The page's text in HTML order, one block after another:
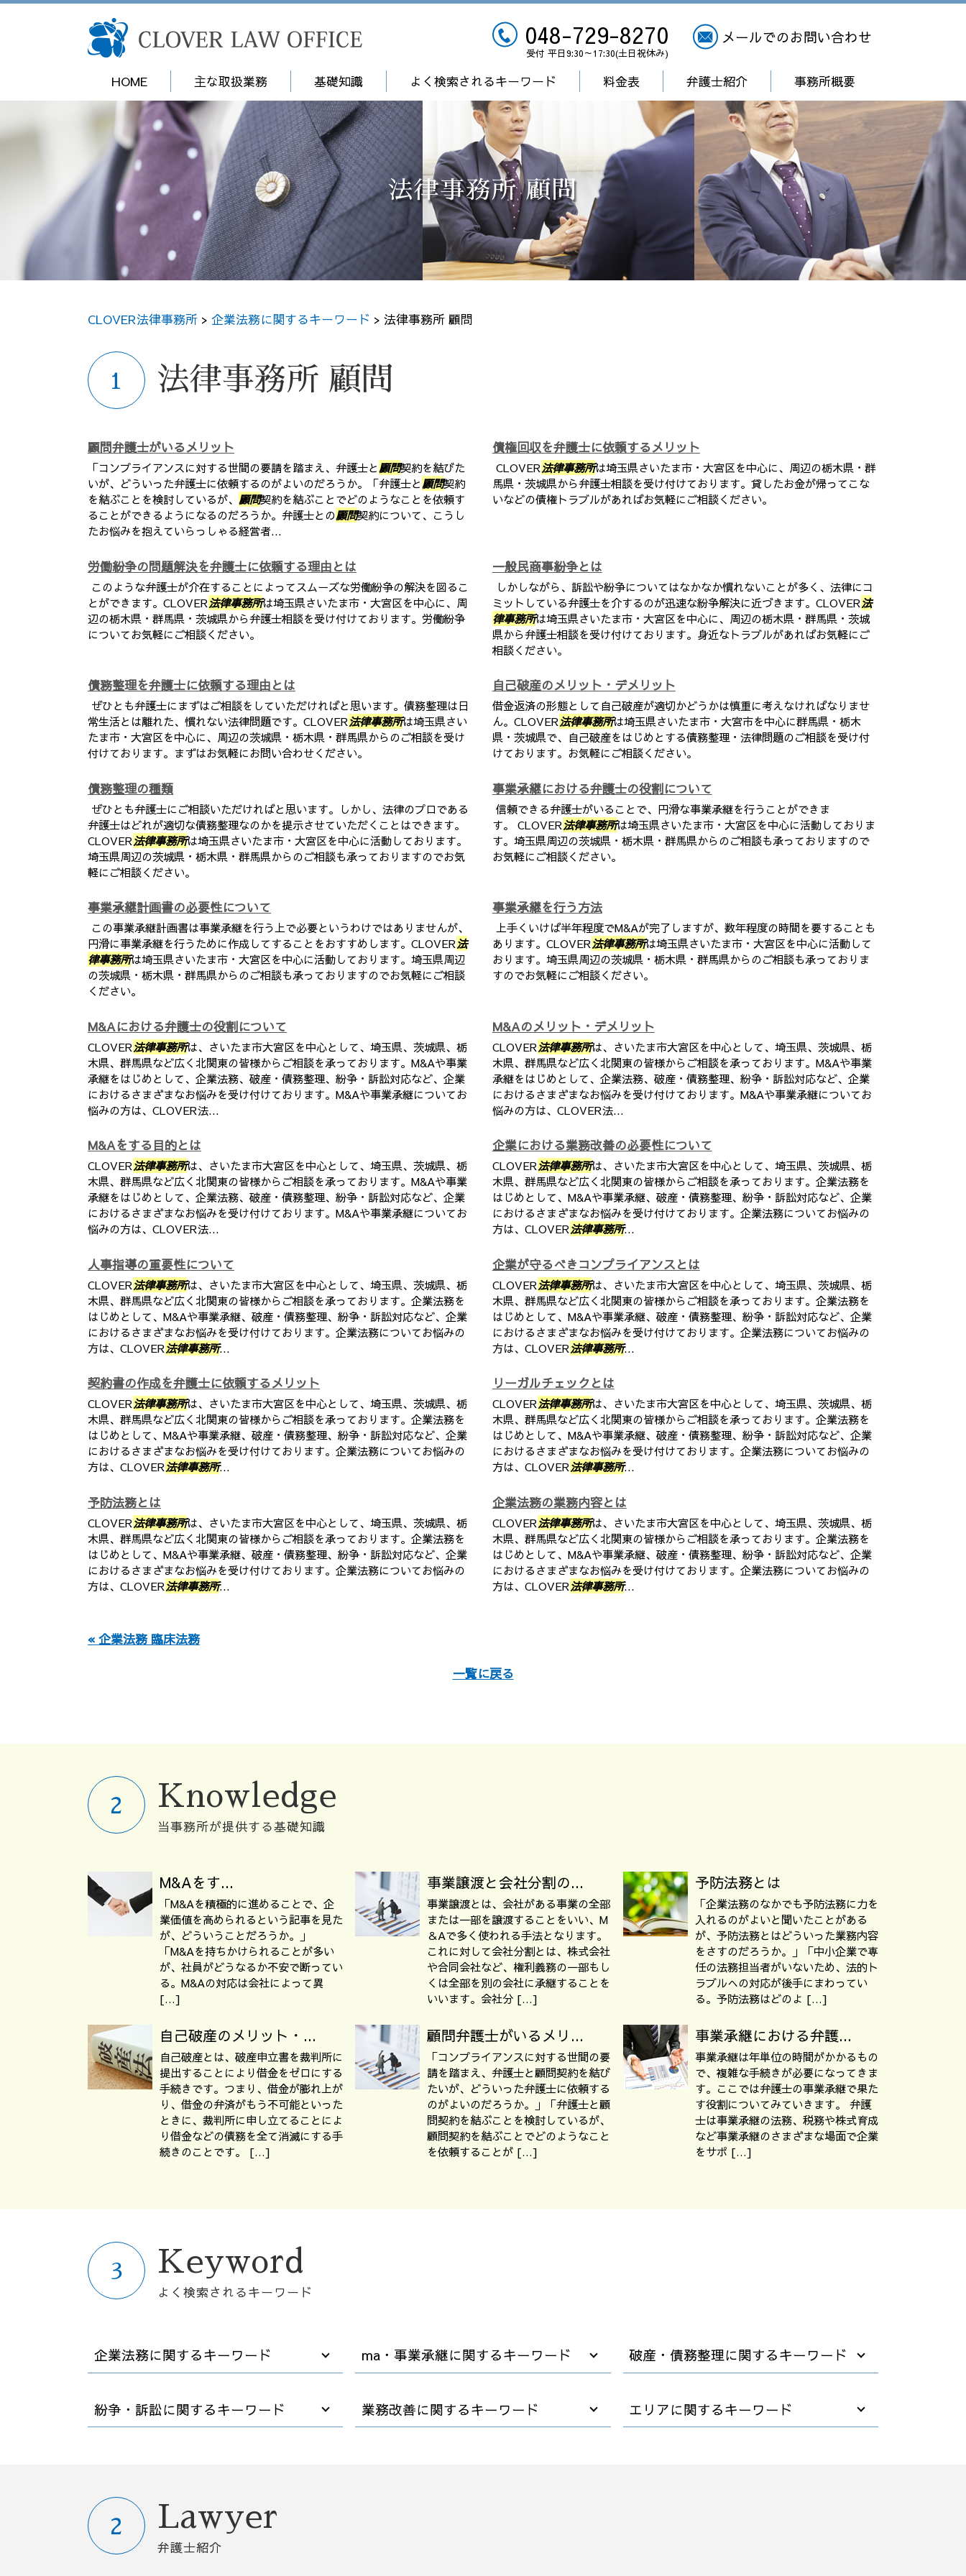
法律事務所 顧問
048-729-8270
受付 平日9:30～17:30(土日祝休み)
メールでのお問い合わせ
HOME 主な取扱業務 基礎知識 よく検索されるキーワード 料金表 弁護士紹介 事務所概要
CLOVER法律事務所 > 企業法務に関するキーワード > 法律事務所 顧問
法律事務所 顧問
顧問弁護士がいるメリット
「コンプライアンスに対する世間の要請を踏まえ、弁護士と顧問契約を結びた
いが、どういった弁護士に依頼するのがよいのだろうか。「弁護士と顧問契約
を結ぶことを検討しているが、 顧問契約を結ぶことでどのようなことを依頼す
ることができるようになるのだろうか。弁護士との顧問契約について、こうし
たお悩みを抱えていらっしゃる経営者...
債権回収を弁護士に依頼するメリット
CLOVER法律事務所は埼玉県さいたま市・大宮区を中心に、周辺の栃木県・群
馬県・茨城県から弁護士相談を受け付けております。貸したお金が帰ってこな
いなどの債権トラブルがあればお気軽にご相談ください。
労働紛争の問題解決を弁護士に依頼する理由とは
このような弁護士が介在することによってスムーズな労働紛争の解決を図るこ
とができます。CLOVER法律事務所は埼玉県さいたま市・大宮区を中心に、周
辺の栃木県・群馬県・茨城県から弁護士相談を受け付けております。労働紛争
についてお気軽にご相談ください。
一般民商事紛争とは
しかしながら、訴訟や紛争についてはなかなか慣れないことが多く、法律にコ
ミットしている弁護士を介するのが迅速な紛争解決に近づきます。CLOVER法
律事務所は埼玉県さいたま市・大宮区を中心に、周辺の栃木県・群馬県・茨城
県から弁護士相談を受け付けております。身近なトラブルがあればお気軽にご
相談ください。
債務整理を弁護士に依頼する理由とは
ぜひとも弁護士にまずはご相談をしていただければと思います。債務整理は日
常生活とは離れた、慣れない法律問題です。CLOVER法律事務所は埼玉県さい
たま市・大宮区を中心に、周辺の茨城県・栃木県・群馬県からのご相談を受け
付けております。まずはお気軽にお問い合わせください。
自己破産のメリット・デメリット
借金返済の形態として自己破産が適切かどうかは慎重に考えなければなりませ
ん。CLOVER法律事務所は埼玉県さいたま市・大宮市を中心に群馬県・栃木
県・茨城県で、自己破産をはじめとする債務整理・法律問題のご相談を受け付
けております。お気軽にご相談ください。
債務整理の種類
ぜひとも弁護士にご相談いただければと思います。しかし、法律のプロである
弁護士はどれが適切な債務整理なのかを提示させていただくことはできます。
CLOVER法律事務所は埼玉県さいたま市・大宮区を中心に活動しております。
埼玉県周辺の茨城県・栃木県・群馬県からのご相談も承っておりますのでお気
軽にご相談ください。
事業承継における弁護士の役割について
信頼できる弁護士がいることで、円滑な事業承継を行うことができま
す。 CLOVER法律事務所は埼玉県さいたま市・大宮区を中心に活動しておりま
す。埼玉県周辺の茨城県・栃木県・群馬県からのご相談も承っておりますので
お気軽にご相談ください。
事業承継計画書の必要性について
この事業承継計画書は事業承継を行う上で必要というわけではありませんが、
円滑に事業承継を行うために作成してすることをおすすめします。CLOVER法
律事務所は埼玉県さいたま市・大宮区を中心に活動しております。埼玉県周辺
の茨城県・栃木県・群馬県からのご相談も承っておりますのでお気軽にご相談
ください。
事業承継を行う方法
上手くいけば半年程度でM&Aが完了しますが、数年程度の時間を要することも
あります。CLOVER法律事務所は埼玉県さいたま市・大宮区を中心に活動して
おります。埼玉県周辺の茨城県・栃木県・群馬県からのご相談も承っておりま
すのでお気軽にご相談ください。
M&Aにおける弁護士の役割について
CLOVER法律事務所は、さいたま市大宮区を中心として、埼玉県、茨城県、栃
木県、群馬県など広く北関東の皆様からご相談を承っております。M&Aや事業
承継をはじめとして、企業法務、破産・債務整理、紛争・訴訟対応など、企業
におけるさまざまなお悩みを受け付けております。M&Aや事業承継についてお
悩みの方は、CLOVER法...
M&Aのメリット・デメリット
CLOVER法律事務所は、さいたま市大宮区を中心として、埼玉県、茨城県、栃
木県、群馬県など広く北関東の皆様からご相談を承っております。M&Aや事業
承継をはじめとして、企業法務、破産・債務整理、紛争・訴訟対応など、企業
におけるさまざまなお悩みを受け付けております。M&Aや事業承継についてお
悩みの方は、CLOVER法...
M&Aをする目的とは
CLOVER法律事務所は、さいたま市大宮区を中心として、埼玉県、茨城県、栃
木県、群馬県など広く北関東の皆様からご相談を承っております。M&Aや事業
承継をはじめとして、企業法務、破産・債務整理、紛争・訴訟対応など、企業
におけるさまざまなお悩みを受け付けております。M&Aや事業承継についてお
悩みの方は、CLOVER法...
企業における業務改善の必要性について
CLOVER法律事務所は、さいたま市大宮区を中心として、埼玉県、茨城県、栃
木県、群馬県など広く北関東の皆様からご相談を承っております。企業法務を
はじめとして、M&Aや事業承継、破産・債務整理、紛争・訴訟対応など、企業
におけるさまざまなお悩みを受け付けております。企業法務についてお悩みの
方は、CLOVER法律事務所...
人事指導の重要性について
CLOVER法律事務所は、さいたま市大宮区を中心として、埼玉県、茨城県、栃
木県、群馬県など広く北関東の皆様からご相談を承っております。企業法務を
はじめとして、M&Aや事業承継、破産・債務整理、紛争・訴訟対応など、企業
におけるさまざまなお悩みを受け付けております。企業法務についてお悩みの
方は、CLOVER法律事務所...
企業が守るべきコンプライアンスとは
CLOVER法律事務所は、さいたま市大宮区を中心として、埼玉県、茨城県、栃
木県、群馬県など広く北関東の皆様からご相談を承っております。企業法務を
はじめとして、M&Aや事業承継、破産・債務整理、紛争・訴訟対応など、企業
におけるさまざまなお悩みを受け付けております。企業法務についてお悩みの
方は、CLOVER法律事務所...
契約書の作成を弁護士に依頼するメリット
CLOVER法律事務所は、さいたま市大宮区を中心として、埼玉県、茨城県、栃
木県、群馬県など広く北関東の皆様からご相談を承っております。企業法務を
はじめとして、M&Aや事業承継、破産・債務整理、紛争・訴訟対応など、企業
におけるさまざまなお悩みを受け付けております。企業法務についてお悩みの
方は、CLOVER法律事務所...
リーガルチェックとは
CLOVER法律事務所は、さいたま市大宮区を中心として、埼玉県、茨城県、栃
木県、群馬県など広く北関東の皆様からご相談を承っております。企業法務を
はじめとして、M&Aや事業承継、破産・債務整理、紛争・訴訟対応など、企業
におけるさまざまなお悩みを受け付けております。企業法務についてお悩みの
方は、CLOVER法律事務所...
予防法務とは
CLOVER法律事務所は、さいたま市大宮区を中心として、埼玉県、茨城県、栃
木県、群馬県など広く北関東の皆様からご相談を承っております。企業法務を
はじめとして、M&Aや事業承継、破産・債務整理、紛争・訴訟対応など、企業
におけるさまざまなお悩みを受け付けております。企業法務についてお悩みの
方は、CLOVER法律事務所...
企業法務の業務内容とは
CLOVER法律事務所は、さいたま市大宮区を中心として、埼玉県、茨城県、栃
木県、群馬県など広く北関東の皆様からご相談を承っております。企業法務を
はじめとして、M&Aや事業承継、破産・債務整理、紛争・訴訟対応など、企業
におけるさまざまなお悩みを受け付けております。企業法務についてお悩みの
方は、CLOVER法律事務所...
« 企業法務 臨床法務
一覧に戻る
Knowledge
当事務所が提供する基礎知識
M&Aをす...
「M&Aを積極的に進めることで、企
業価値を高められるという記事を見た
が、どういうことだろうか。」
「M&Aを持ちかけられることが多い
が、社員がどうなるか不安で断ってい
る。M&Aの対応は会社によって異
[…]
事業譲渡と会社分割の...
事業譲渡とは、会社がある事業の全部
または一部を譲渡することをいい、M
＆Aで多く使われる手法となります。
これに対して会社分割とは、株式会社
や合同会社など、権利義務の一部もし
くは全部を別の会社に承継することを
いいます。会社分 […]
予防法務とは
「企業法務のなかでも予防法務に力を
入れるのがよいと聞いたことがある
が、予防法務とはどういった業務内容
をさすのだろうか。」「中小企業で専
任の法務担当者がいないため、法的ト
ラブルへの対応が後手にまわってい
る。予防法務はどのよ […]
自己破産のメリット・...
自己破産とは、破産申立書を裁判所に
提出することにより借金をゼロにする
手続きです。つまり、借金が膨れ上が
り、借金の弁済がもう不可能といった
ときに、裁判所に申し立てることによ
り借金などの債務を全て消滅にする手
続きのことです。 […]
顧問弁護士がいるメリ...
「コンプライアンスに対する世間の要
請を踏まえ、弁護士と顧問契約を結び
たいが、どういった弁護士に依頼する
のがよいのだろうか。」「弁護士と顧
問契約を結ぶことを検討しているが、
顧問契約を結ぶことでどのようなこと
を依頼することが […]
事業承継における弁護...
事業承継は年単位の時間がかかるもの
で、複雑な手続きが必要になってきま
す。ここでは弁護士の事業承継で果た
す役割についてみていきます。 弁護
士は事業承継の法務、税務や株式育成
など事業承継のさまざまな場面で企業
をサポ […]
Keyword
よく検索されるキーワード
企業法務に関するキーワード
債権回収 時効
ハラスメント 規制法
売掛金 時効
企業法務 戦略法務
顧問弁護士とは
労働条件 明示ルール
ma・事業承継に関するキーワード
会社分割 事業譲渡
合併 m&a
破産・債務整理に関するキーワード
任意整理 支払い 遅れ
破産 保証人
紛争・訴訟に関するキーワード
債務不履行 時効
債権回収 会社 取立て
債務不履行 損害賠償
裁判所 労働審判
業務改善に関するキーワード エリアに関するキーワード
Lawyer
弁護士紹介